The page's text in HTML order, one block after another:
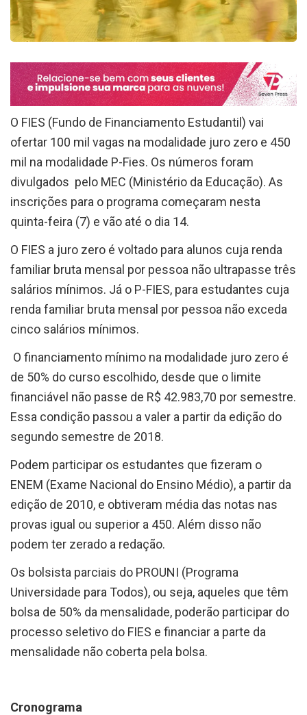
O FIES (Fundo de Financiamento Estudantil) vai
ofertar 100 mil vagas na modalidade juro zero e 450
mil na modalidade P-Fies. Os números foram
divulgados pelo MEC (Ministério da Educação). As
inscrições para o programa começaram nesta
quinta-feira (7) e vão até o dia 14.
O FIES a juro zero é voltado para alunos cuja renda
familiar bruta mensal por pessoa não ultrapasse três
salários mínimos. Já o P-FIES, para estudantes cuja
renda familiar bruta mensal por pessoa não exceda
cinco salários mínimos.
O financiamento mínimo na modalidade juro zero é
de 50% do curso escolhido, desde que o limite
financiável não passe de R$ 42.983,70 por semestre.
Essa condição passou a valer a partir da edição do
segundo semestre de 2018.
Podem participar os estudantes que fizeram o
ENEM (Exame Nacional do Ensino Médio), a partir da
edição de 2010, e obtiveram média das notas nas
provas igual ou superior a 450. Além disso não
podem ter zerado a redação.
Os bolsista parciais do PROUNI (Programa
Universidade para Todos), ou seja, aqueles que têm
bolsa de 50% da mensalidade, poderão participar do
processo seletivo do FIES e financiar a parte da
mensalidade não coberta pela bolsa.
Cronograma